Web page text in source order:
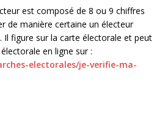
est composé de 8 ou 9 chiffres
de manière certaine un électeur
Il figure sur la carte électorale et peut
en ligne sur :
electorales/je-verifie-ma-